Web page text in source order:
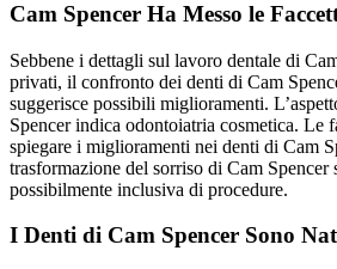
Cam Spencer Ha Messo le
Sebbene i dettagli sul lavoro dentale di
privati, il confronto dei denti di Cam
suggerisce possibili miglioramenti.
Spencer indica odontoiatria cosmetica. Le
spiegare i miglioramenti nei denti di Cam
trasformazione del sorriso di Cam Spencer
possibilmente inclusiva di procedure.
I Denti di Cam Spencer Sono